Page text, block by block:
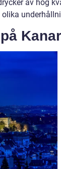
av hög